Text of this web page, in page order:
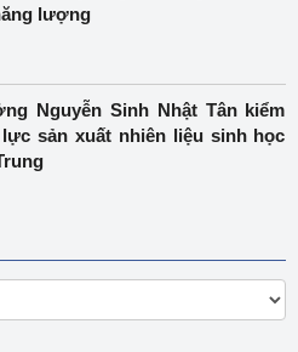
lượng
Nguyễn Sinh Nhật Tân kiểm
sản xuất nhiên liệu sinh học